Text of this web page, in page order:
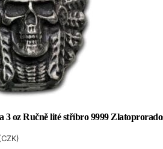
3 oz Ručně lité stříbro 9999
CZK)